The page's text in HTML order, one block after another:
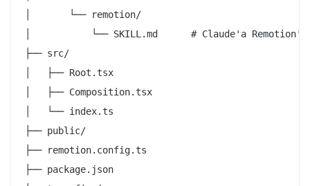
│       └── remotion/
│           └── SKILL.md      # Claude'a Remotion'ı
├── src/
│   ├── Root.tsx
│   ├── Composition.tsx
│   └── index.ts
├── public/
├── remotion.config.ts
├── package.json